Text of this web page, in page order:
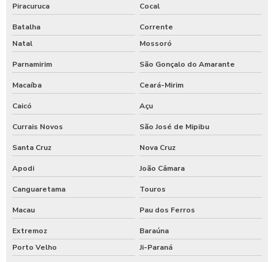
Piracuruca Cocal
Batalha
Corrente
Natal
Mossoró
Parnamirim São Gonçalo do Amarante
Macaíba Ceará-Mirim
Caicó Açu
Currais Novos São José de Mipibu
Santa Cruz Nova Cruz
Apodi João Câmara
Canguaretama Touros
Macau Pau dos Ferros
Extremoz
Baraúna
Porto Velho
Ji-Paraná